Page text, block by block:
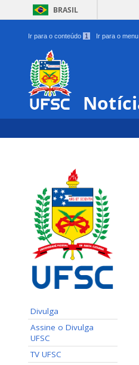
BRASIL
Ir para o conteúdo 1 Ir para o menu
Divulga
Assine o Divulga
UFSC
TV UFSC